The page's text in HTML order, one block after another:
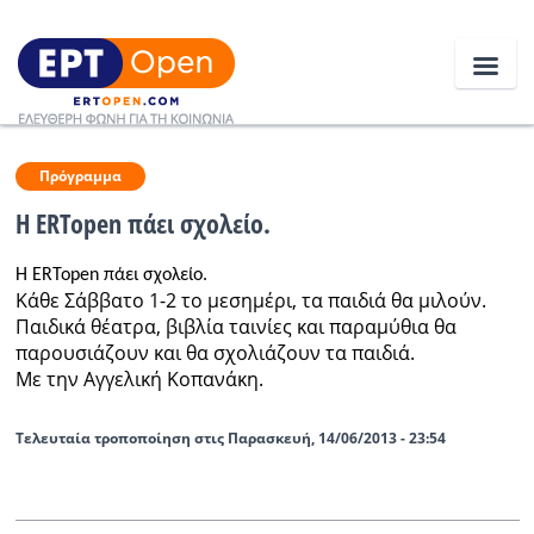
Ειδήσεις
Κοινωνία
Πολιτική
Αθλητικά
Πρόγραμμα
Η ERTopen πάει σχολείο.
Η ERTopen πάει σχολείο.
Κάθε Σάββατο 1-2 το μεσημέρι, τα παιδιά θα μιλούν.
Παιδικά θέατρα, βιβλία ταινίες και παραμύθια θα
παρουσιάζουν και θα σχολιάζουν τα παιδιά.
Με την Αγγελική Κοπανάκη.
Τελευταία τροποποίηση στις Παρασκευή, 14/06/2013 - 23:54